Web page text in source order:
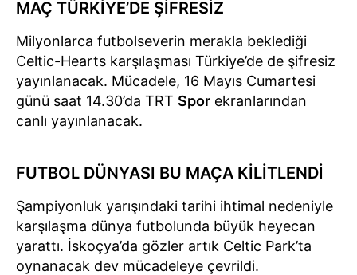
MAÇ TÜRKİYE’DE ŞİFRESİZ
Milyonlarca futbolseverin merakla beklediği
Celtic-Hearts karşılaşması Türkiye’de de şifresiz
yayınlanacak. Mücadele, 16 Mayıs Cumartesi
günü saat 14.30’da TRT Spor ekranlarından
canlı yayınlanacak.
FUTBOL DÜNYASI BU MAÇA KİLİTLENDİ
Şampiyonluk yarışındaki tarihi ihtimal nedeniyle
karşılaşma dünya futbolunda büyük heyecan
yarattı. İskoçya’da gözler artık Celtic Park’ta
oynanacak dev mücadeleye çevrildi.